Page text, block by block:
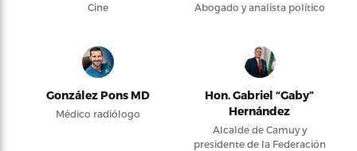
Cine Abogado y analista político
González Pons MD
Médico radiólogo
Hon. Gabriel “Gaby”
Hernández
Alcalde de Camuy y
presidente de la Federación